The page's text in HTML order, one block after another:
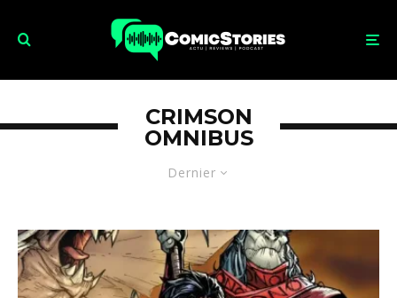
Dernier
CRIMSON
OMNIBUS